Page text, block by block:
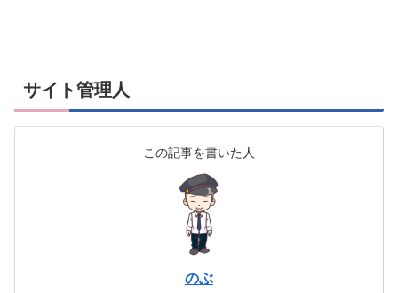
サイト管理人
この記事を書いた人
のぶ